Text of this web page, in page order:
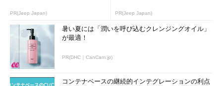
PR(Jeep Japan) PR(Jeep Japan)
暑い夏には「潤いを呼び込むクレンジングオイル」
が最適！
PR(DHC｜CanCam.jp)
コンテナベースの継続的インテグレーションの利点